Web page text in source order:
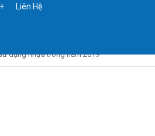
Liên Hệ
dụng nhựa trong năm 2019